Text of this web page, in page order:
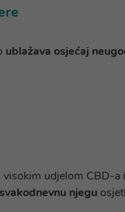
ublažava osjećaj
udjelom CBD-a
svakodnevnu njegu